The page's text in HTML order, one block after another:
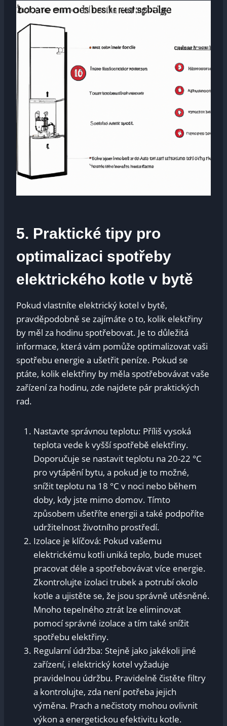
5. Praktické ‍tipy pro
optimalizaci spotřeby​
elektrického kotle v bytě
Pokud vlastníte elektrický ‌kotel v bytě,
pravděpodobně se zajímáte o to, kolik‌ elektřiny
by měl ‌za hodinu spotřebovat. Je to důležitá
informace, která vám⁣ pomůže optimalizovat⁢ vaši
spotřebu energie a ušetřit peníze. Pokud se
ptáte, kolik elektřiny by měla spotřebovávat vaše⁤
zařízení za hodinu, zde najdete pár praktických​
rad.
Nastavte správnou teplotu: Příliš vysoká
teplota vede k vyšší‍ spotřebě​ elektřiny.
Doporučuje se nastavit teplotu‌ na 20-22 °C
pro vytápění bytu, a pokud je‍ to možné,
snížit teplotu‍ na ⁢18 °C ‍v noci nebo během
doby, kdy jste mimo domov. Tímto
způsobem ušetříte energii a⁣ také podpoříte⁢
udržitelnost životního prostředí.
Izolace je klíčová: Pokud vašemu
elektrickému‌ kotli uniká teplo, bude muset
pracovat déle a spotřebovávat více energie.
Zkontrolujte izolaci trubek a potrubí okolo
kotle a ujistěte se,‍ že jsou správně utěsněné.
Mnoho tepelného ztrát lze⁣ eliminovat
pomocí správné izolace a⁢ tím také snížit
spotřebu​ elektřiny.
Regularní údržba: Stejně jako⁤ jakékoli ⁣jiné⁢
zařízení, i elektrický kotel vyžaduje
‌pravidelnou údržbu. Pravidelně čistěte filtry
a kontrolujte, zda​ není potřeba‌ jejich
výměna. Prach a nečistoty‌ mohou ‍ovlivnit
výkon a energetickou efektivitu kotle.